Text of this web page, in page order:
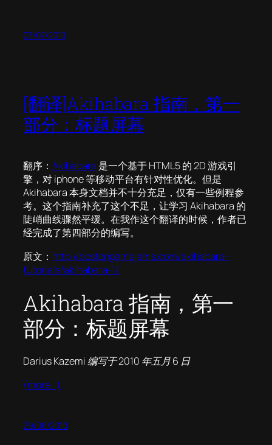
03/07/2010
[翻译]Akihabara 指南，第一
部分：标题屏幕
翻序： Akihabara 是一个基于 HTML5 的 2D 游戏引
擎，对 iphone 等移动平台有针对性优化。但是
Akihabara 本身文档并不十分充足，仅有一些例程参
考。这个指南补充了这个不足，让学习 Akihabara 的
陡峭曲线骤然平缓。在我作这个翻译的时候，作者已
经完成了第四部分的编写。
原文： http://bostongamejams.com/akihabara-
tutorials/akihabara-1/
Akihabara 指南，第一
部分：标题屏幕
Darius Kazemi 编写于 2010 年五月 6 日
(more…)
29/06/2010